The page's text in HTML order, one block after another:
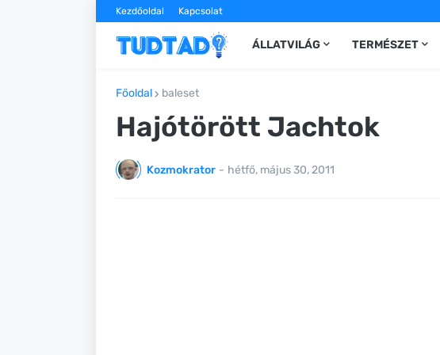
Kezdőoldal Kapcsolat
ÁLLATVILÁG TERMÉSZET
Főoldal baleset
Hajótörött Jachtok
Kozmokrator - hétfő, május 30, 2011